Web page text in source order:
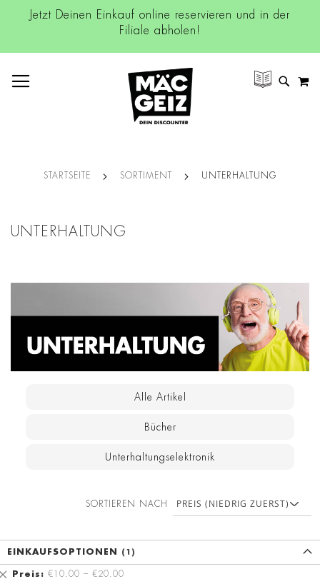
Jetzt Deinen Einkauf online reservieren und in der
Filiale abholen!
SUCHE
STARTSEITE SORTIMENT UNTERHALTUNG
UNTERHALTUNG
Alle Artikel
Bücher
Unterhaltungselektronik
SORTIEREN NACH
EINKAUFSOPTIONEN
Preis €10.00 – €20.00
Diesen